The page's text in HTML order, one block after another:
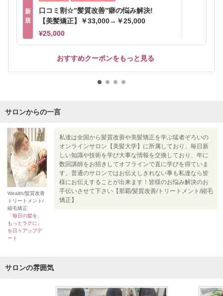
新
規
口コミ割☆”髪質改善”癖の悩み解決!
【美髪矯正】￥33,000→￥25,000
¥25,000
おすすめクーポンをもっと見る
サロンからの一言
Wealth/髪質改善
トリートメント/
縮毛矯正
「毎日の髪を、
もっとラクに」
を日々アップデ
ート
私達は全国から髪質改善や美髪矯正を学ぶ猛者ぞろいの
オンラインサロン【美髪大学】に所属しており、毎日新
しい知識や技術を学び大事な情報を交換しており、年に
数回講師をお招きしてオフラインで直に学びを得ていま
す。普通のサロンではお伝えしきれない事も私達なら皆
様にお伝えすることが出来ます！皆様のお悩み解決のお
手伝いさせて下さい【那覇/髪質改善/トリートメント/縮毛
矯正】
サロンの雰囲気